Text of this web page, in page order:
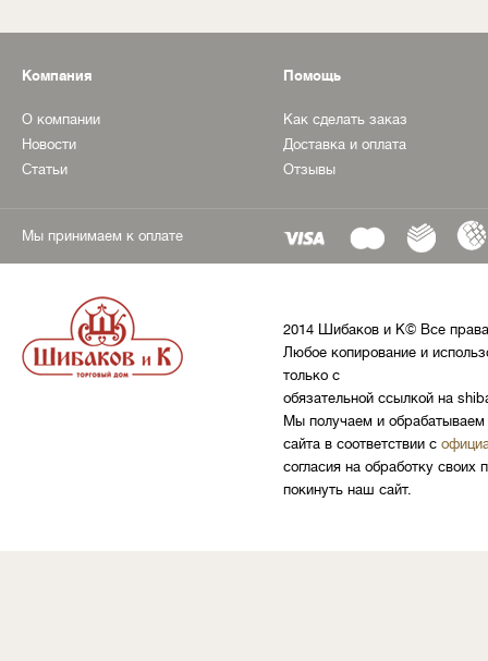
Компания
О компании
Новости
Статьи
Помощь
Как сделать заказ
Доставка и оплата
Отзывы
Мы принимаем к оплате
2014 Шибаков и К© Все
Любое копирование и
только с
обязательной ссылкой на
Мы получаем и обрабатываем
сайта в соответствии с
согласия на обработку
покинуть наш сайт.